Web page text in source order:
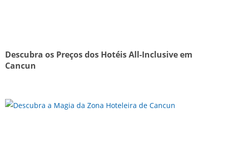
Descubra os Preços dos Hotéis All-Inclusive em
Cancun